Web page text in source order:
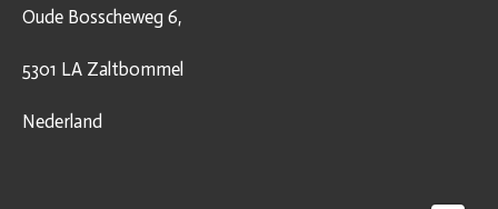
Oude Bosscheweg 6,
5301 LA Zaltbommel
Nederland